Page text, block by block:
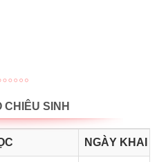
CHIÊU SINH
NGÀY KHAI